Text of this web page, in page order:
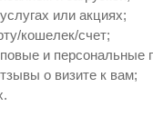
или акциях;
кошелек/счет;
и персональные
о визите к вам;